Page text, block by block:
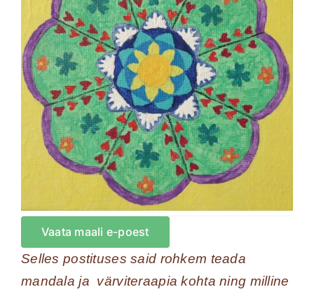
Vaata maali e-poest
Selles postituses said rohkem teada
mandala ja värviteraapia kohta ning milline